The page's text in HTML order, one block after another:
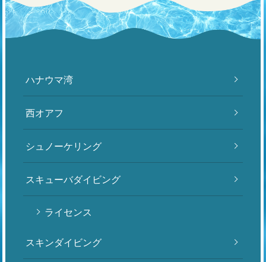
ハナウマ湾
西オアフ
シュノーケリング
スキューバダイビング
ライセンス
スキンダイビング